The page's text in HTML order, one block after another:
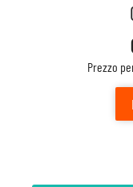
Prezzo